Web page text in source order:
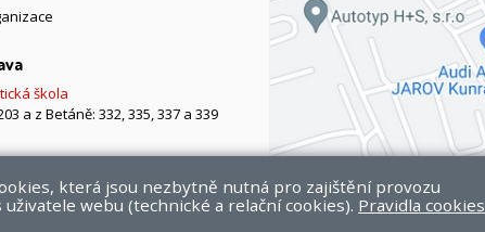
škola
a z Betáně: 332, 335, 337 a 339
která jsou nezbytně nutná pro zajištění provozu
webu (technické a relační cookies). Pravidla cookies